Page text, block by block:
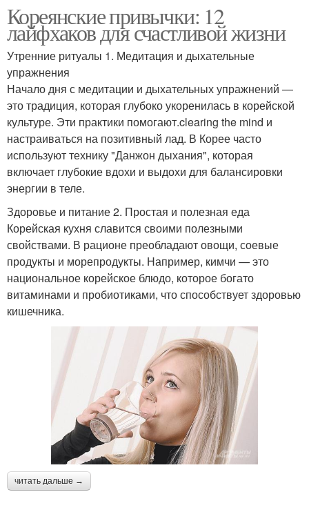
Кореянские привычки: 12
лайфхаков для счастливой жизни
Утренние ритуалы 1. Медитация и дыхательные
упражнения
Начало дня с медитации и дыхательных упражнений —
это традиция, которая глубоко укоренилась в корейской
культуре. Эти практики помогают.clearing the mind и
настраиваться на позитивный лад. В Корее часто
используют технику "Данжон дыхания", которая
включает глубокие вдохи и выдохи для балансировки
энергии в теле.
Здоровье и питание 2. Простая и полезная еда
Корейская кухня славится своими полезными
свойствами. В рационе преобладают овощи, соевые
продукты и морепродукты. Например, кимчи — это
национальное корейское блюдо, которое богато
витаминами и пробиотиками, что способствует здоровью
кишечника.
читать дальше →